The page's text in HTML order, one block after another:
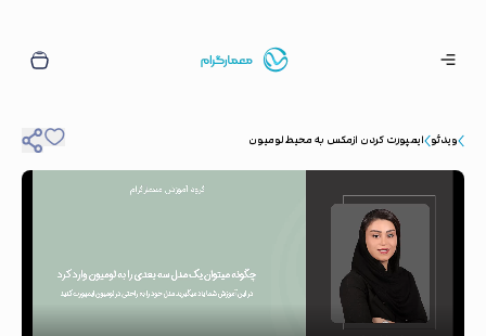
ویدئو ایمپورت کردن ازمکس به محیط لومیون